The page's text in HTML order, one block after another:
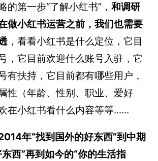
的第一步“了解小红书”，和调研
做小红书运营之前，我们也需要
，看看小红书是什么定位，它目
，它目前欢迎什么账号入驻，它
有扶持，它目前都有哪些用户，
性（年龄、性别、职业、爱好
在小红书看什么内容等等......
年“找到国外的好东西”到中期
西”再到如今的“你的生活指